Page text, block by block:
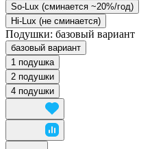
So-Lux (cминается ~20%/год)
Hi-Lux (не сминается)
Подушки: базовый вариант
базовый вариант
1 подушка
2 подушки
4 подушки